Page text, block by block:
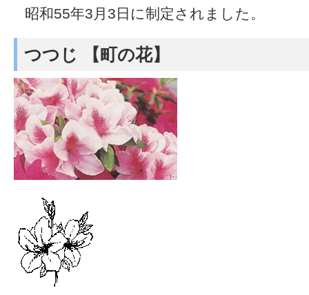
昭和55年3月3日に制定されました。
つつじ 【町の花】